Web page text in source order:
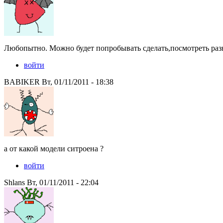
Любопытно. Можно будет попробывать сделать,посмотреть
войти
BABIKER Вт, 01/11/2011 - 18:38
а от какой модели ситроена ?
войти
Shlans Вт, 01/11/2011 - 22:04